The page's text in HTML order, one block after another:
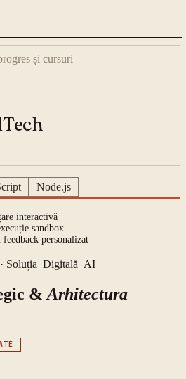
și cursuri
Node.js
interactivă
sandbox
personalizat
Soluția_Digitală_AI
& Arhitectura